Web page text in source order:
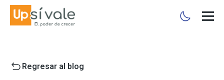
Regresar al blog